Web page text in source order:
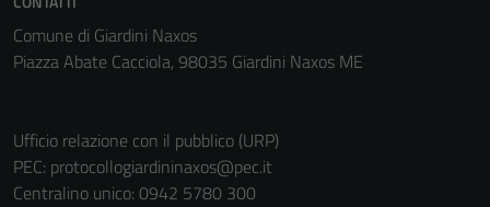
Comune di Giardini Naxos
Piazza Abate Cacciola, 98035 Giardini Naxos ME
Ufficio relazione con il pubblico (URP)
PEC: protocollogiardininaxos@pec.it
Centralino unico: 0942 5780 300